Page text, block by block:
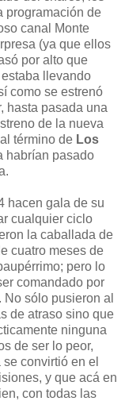
programación de
canal Monte
(ya que ellos
por alto que
llevando
como se estrenó
hasta pasada una
de la nueva
término de Los
habrían pasado
hacen gala de su
cualquier ciclo
la caballada de
cuatro meses de
pero lo
comandado por
sólo pusieron al
de atraso sino que
ninguna
de ser lo peor,
convirtió en el
y que acá en
con todas las